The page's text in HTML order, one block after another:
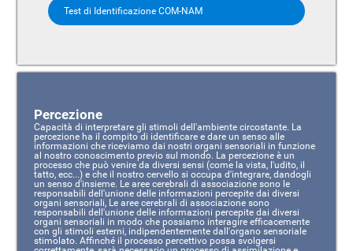
Test di Identificazione COM-NAM
Percezione
Capacità di interpretare gli stimoli dell'ambiente circostante. La
percezione ha il compito di identificare e dare un senso alle
informazioni che riceviamo dai nostri organi sensoriali in funzione
al nostro conoscimento previo sul mondo. La percezione è un
processo che può venire da diversi sensi (come la vista, l'udito, il
tatto, ecc...) e che il nostro cervello si occupa d'integrare, dandogli
un senso d'insieme. Le aree cerebrali di associazione sono le
responsabili dell'unione delle informazioni percepite dai diversi
organi sensoriali, Le aree cerebrali di associazione sono
responsabili dell'unione delle informazioni percepite dai diversi
organi sensoriali in modo che possiamo interagire efficacemente
con gli stimoli esterni, indipendentemente dall'organo sensoriale
stimolato. Affinché il processo percettivo possa svolgersi